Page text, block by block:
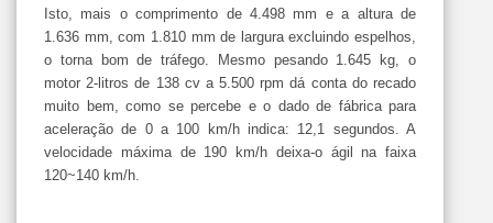
Isto, mais o comprimento de 4.498 mm e a altura de
1.636 mm, com 1.810 mm de largura excluindo espelhos,
o torna bom de tráfego. Mesmo pesando 1.645 kg, o
motor 2-litros de 138 cv a 5.500 rpm dá conta do recado
muito bem, como se percebe e o dado de fábrica para
aceleração de 0 a 100 km/h indica: 12,1 segundos. A
velocidade máxima de 190 km/h deixa-o ágil na faixa
120~140 km/h.